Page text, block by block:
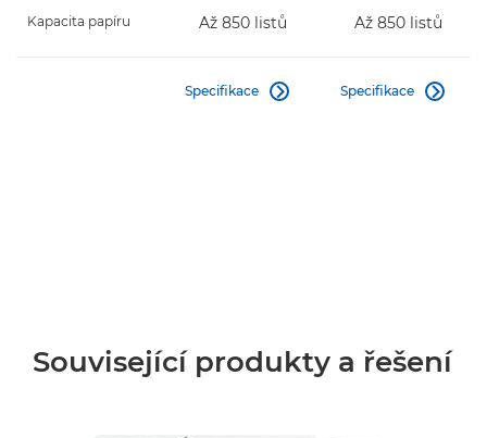
Kapacita papíru Až 850 listů Až 850 listů
Specifikace  Specifikace 
Související produkty a řešení